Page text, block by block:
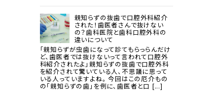
親知らずの抜歯で口腔外科紹介
された！歯医者さんで抜けない
の？歯科医院と歯科口腔外科の
違いについて
「親知らずが虫歯になって診てもらっらんだけ
ど、歯医者では抜けないって言われて口腔外
科紹介されたよ」親知らずの抜歯で口腔外科
を紹介されて驚いている人、不思議に思って
いる人っていますよね。 今回はこの厄介もの
の「親知らずの歯」を例に、歯医者と口 [...]